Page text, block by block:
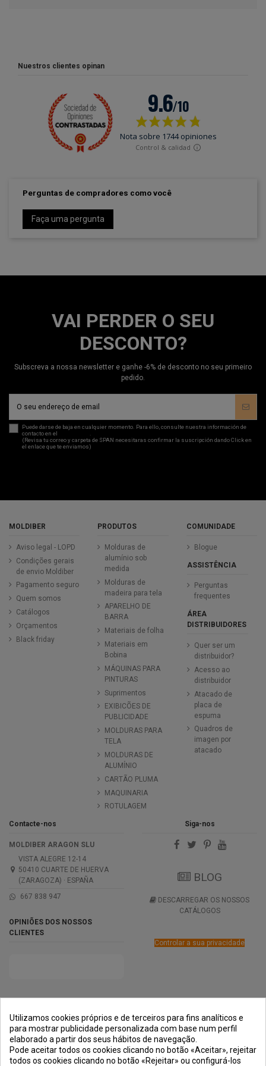
Nuestros clientes opinan
Perguntas de compradores como você
Faça uma pergunta
VAI PERDER O SEU
DESCONTO?
Subscreva a nossa newsletter e ganhe -6% de desconto no seu primeiro
pedido.
Puede darse de baja en cualquier momento. Para ello, consulte nuestra información de
contacto en el
(Revisa tu correo y carpeta de SPAN necesitaras confirmar la suscripción dando Click en
el enlace que te enviamos)
MOLDIBER
Aviso legal - LOPD
Condições gerais
de envio Moldiber
Pagamento seguro
Quem somos
Catálogos
Orçamentos
Black friday
PRODUTOS
Molduras de
alumínio sob
medida
Molduras de
madeira para tela
APARELHO DE
BARRA
Materiais de folha
Materiais em
Bobina
MÁQUINAS PARA
PINTURAS
Suprimentos
EXIBICÕES DE
PUBLICIDADE
MOLDURAS PARA
TELA
MOLDURAS DE
ALUMÍNIO
CARTÃO PLUMA
MAQUINARIA
ROTULAGEM
COMUNIDADE
Blogue
ASSISTÊNCIA
Perguntas
frequentes
ÁREA
DISTRIBUIDORES
Quer ser um
distribuidor?
Acesso ao
distribuidor
Atacado de
placa de
espuma
Quadros de
imagen por
atacado
Contacte-nos
MOLDIBER ARAGON SLU
VISTA ALEGRE 12-14
50410 CUARTE DE HUERVA
(ZARAGOZA) · ESPAÑA
667 838 947
OPINIÕES DOS NOSSOS
CLIENTES
Siga-nos
BLOG
DESCARREGAR OS NOSSOS
CATÁLOGOS
Controlar a sua privacidade
PAGAMENTO
SEGURA
Utilizamos cookies próprios e de terceiros para fins analíticos e
para mostrar publicidade personalizada com base num perfil
elaborado a partir dos seus hábitos de navegação.
Pode aceitar todos os cookies clicando no botão «Aceitar», rejeitar
todos os cookies clicando no botão «Rejeitar» ou configurá-los